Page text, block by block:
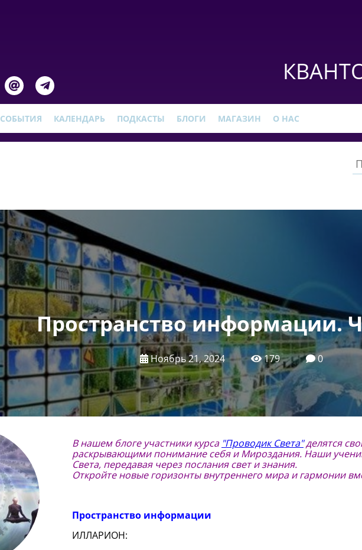
СОБЫТИЯ КАЛЕНДАРЬ ПОДКАСТЫ БЛОГИ МАГАЗИН О НАС
Пространство информации.
Ноябрь 21, 2024 179 0
В нашем блоге участники курса "Проводик Света"делятся
раскрывающими понимание себя и Мироздания. Наши
Света, передавая через послания свет и знания.
Откройте новые горизонты внутреннего мира и гармонии
Пространство информации
ИЛЛАРИОН: